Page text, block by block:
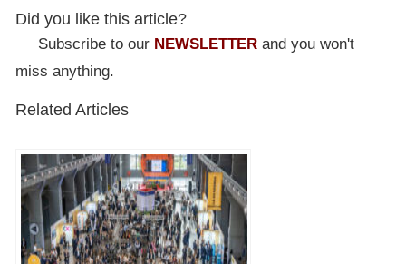
Did you like this article?
Subscribe to our NEWSLETTER and you won't
miss anything.
Related Articles